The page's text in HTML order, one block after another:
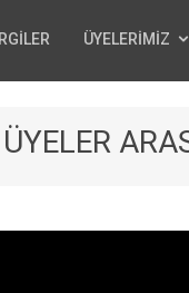
ÜYELERİMİZ